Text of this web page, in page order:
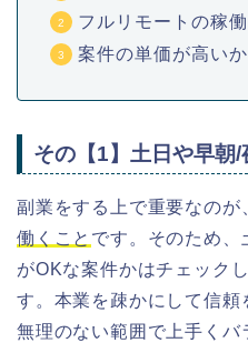
フルリモートの稼
案件の単価が高いか
その【1】土日や早朝
副業をする上で重要なのが
働くこと です。そのため、
がOKな案件かはチェック
す。本業を疎かにして信頼
無理のない範囲で上手くバ